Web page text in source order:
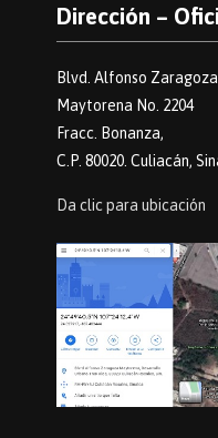
Dirección –
Blvd. Alfonso Zaragoza
Maytorena No. 2204
Fracc. Bonanza,
C.P. 80020. Culiacán,
Da clic para ubicación